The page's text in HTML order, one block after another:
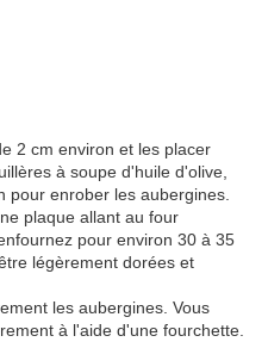
2 cm environ et les placer
à soupe d'huile d'olive,
pour enrober les aubergines.
plaque allant au four
pour environ 30 à 35
légèrement dorées et
les aubergines. Vous
à l'aide d'une fourchette.